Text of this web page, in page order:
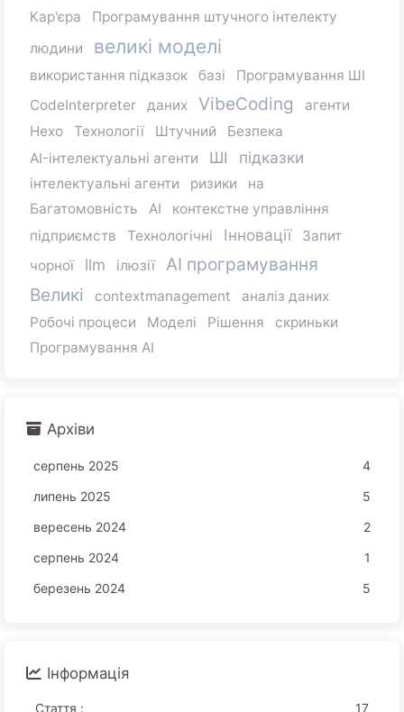
Кар'єра
Програмування штучного інтелекту
людини
великі моделі
використання підказок базі
Програмування ШІ
CodeInterpreter
даних VibeCoding
агенти
Hexo
Технології Штучний
Безпека
AI-інтелектуальні агенти
ШІ підказки
інтелектуальні агенти ризики
на
Багатомовність
AI
контекстне управління
підприємств
Технологічні Інновації
Запит
чорної
llm ілюзії
AI програмування
Великі
contextmanagement
аналіз даних
Робочі процеси
Моделі Рішення
скриньки
Програмування AI
Архіви
серпень 2025
4
липень 2025
5
вересень 2024
2
серпень 2024
1
березень 2024
5
Інформація
Стаття : 17